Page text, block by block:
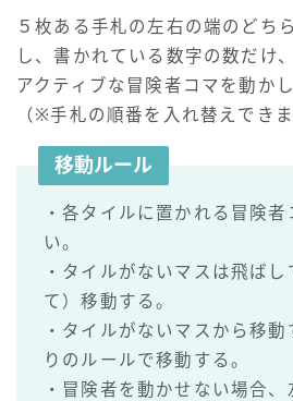
５枚ある手札の左右の端のどち
し、書かれている数字の数だけ
アクティブな冒険者コマを動かし
（※手札の順番を入れ替えできま
移動ルール
・各タイルに置かれる冒険
い。
・タイルがないマスは飛ば
て）移動する。
・タイルがないマスから移
りのルールで移動する。
・冒険者を動かせない場合